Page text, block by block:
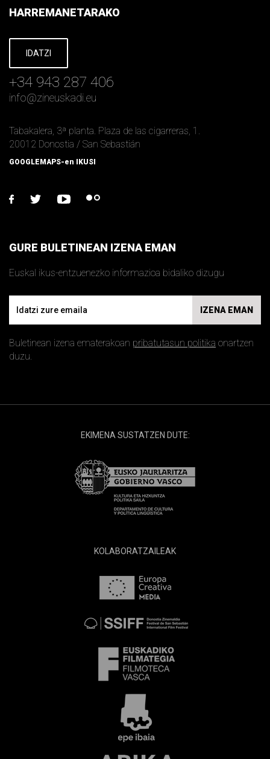
HARREMANETARAKO
IDATZI
+34 943 287 406
info@zineuskadi.eu
Tabakalera, 3ª planta. Plaza de las cigarreras, 1.
20012 Donostia / San Sebastián
GOOGLEMAPS-en IKUSI
facebook
twitter youtubeflickr
GURE BULETINEAN IZENA EMAN
Euskal ikus-entzuenezko informazioa bidaliko dizugu
IZENA EMAN
Buletinean izena ematerakoan pribatutasun politika onartzen
duzu.
EKIMENA SUSTATZEN DUTE:
KOLABORATZAILEAK